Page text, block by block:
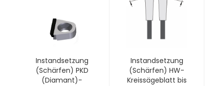
Instandsetzung
(Schärfen) PKD
(Diamant)-
Instandsetzung
(Schärfen) HW-
Kreissägeblatt bis